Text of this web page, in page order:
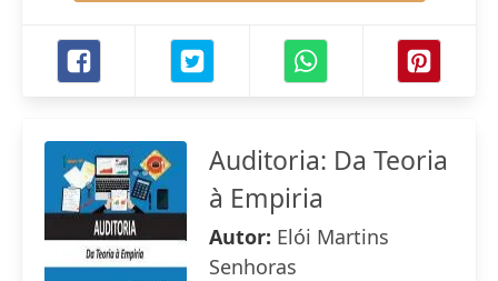
Auditoria: Da Teoria
à Empiria
Autor: Elói Martins
Senhoras